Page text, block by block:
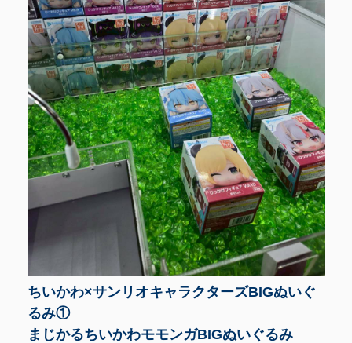
ちいかわ×サンリオキャラクターズBIGぬいぐ
るみ①
まじかるちいかわモモンガBIGぬいぐるみ